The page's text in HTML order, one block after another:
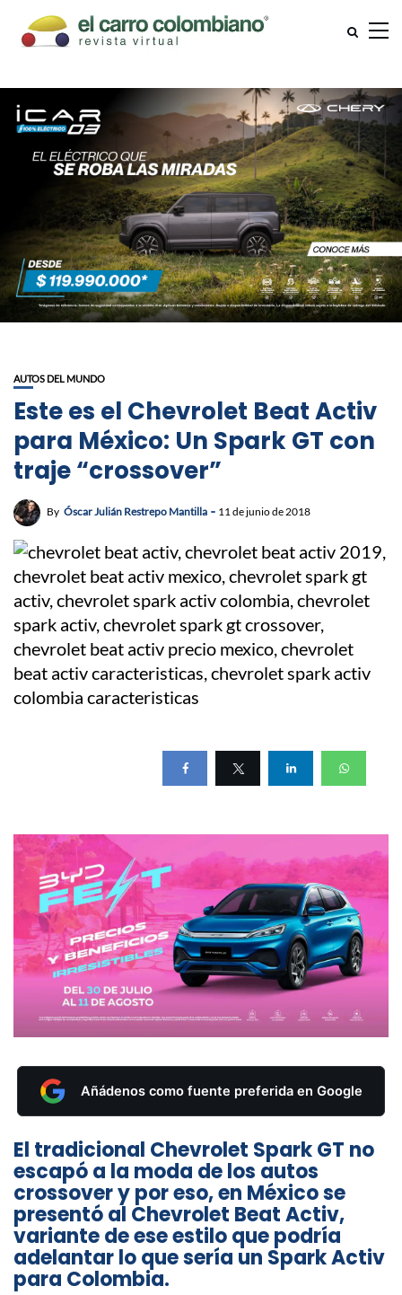
AUTOS DEL MUNDO
Este es el Chevrolet Beat Activ
para México: Un Spark GT con
traje “crossover”
By Óscar Julián Restrepo Mantilla 11 de junio de 2018
Añádenos como fuente preferida en Google
El tradicional Chevrolet Spark GT no
escapó a la moda de los autos
crossover y por eso, en México se
presentó al Chevrolet Beat Activ,
variante de ese estilo que podría
adelantar lo que sería un Spark Activ
para Colombia.